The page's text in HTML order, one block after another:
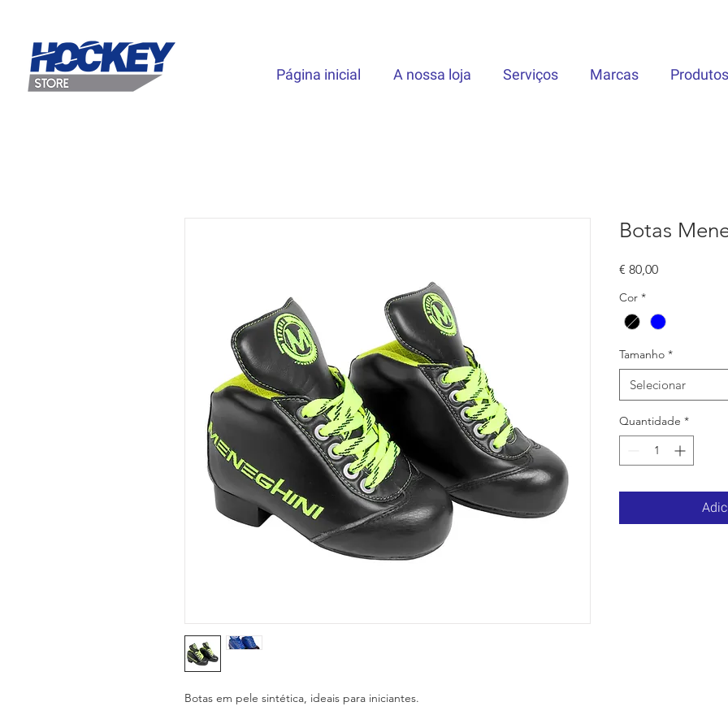
Página inicial A nossa loja Serviços Marcas Produtos
Botas em pele sintética, ideais para iniciantes.
Botas
€ 80,00Preço
Cor *
Tamanho *
Selecionar
Quantidade *